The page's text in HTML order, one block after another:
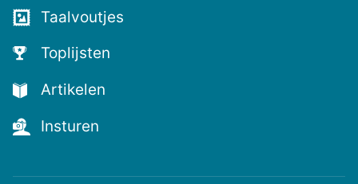
de
nieuwste
voutjes
en
de
voutste
nieuwtjes!
Taalvoutjes
Toplijsten
Artikelen
Insturen